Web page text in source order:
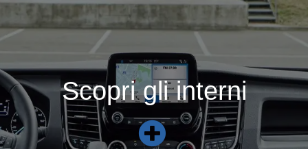
Scopri gli interni